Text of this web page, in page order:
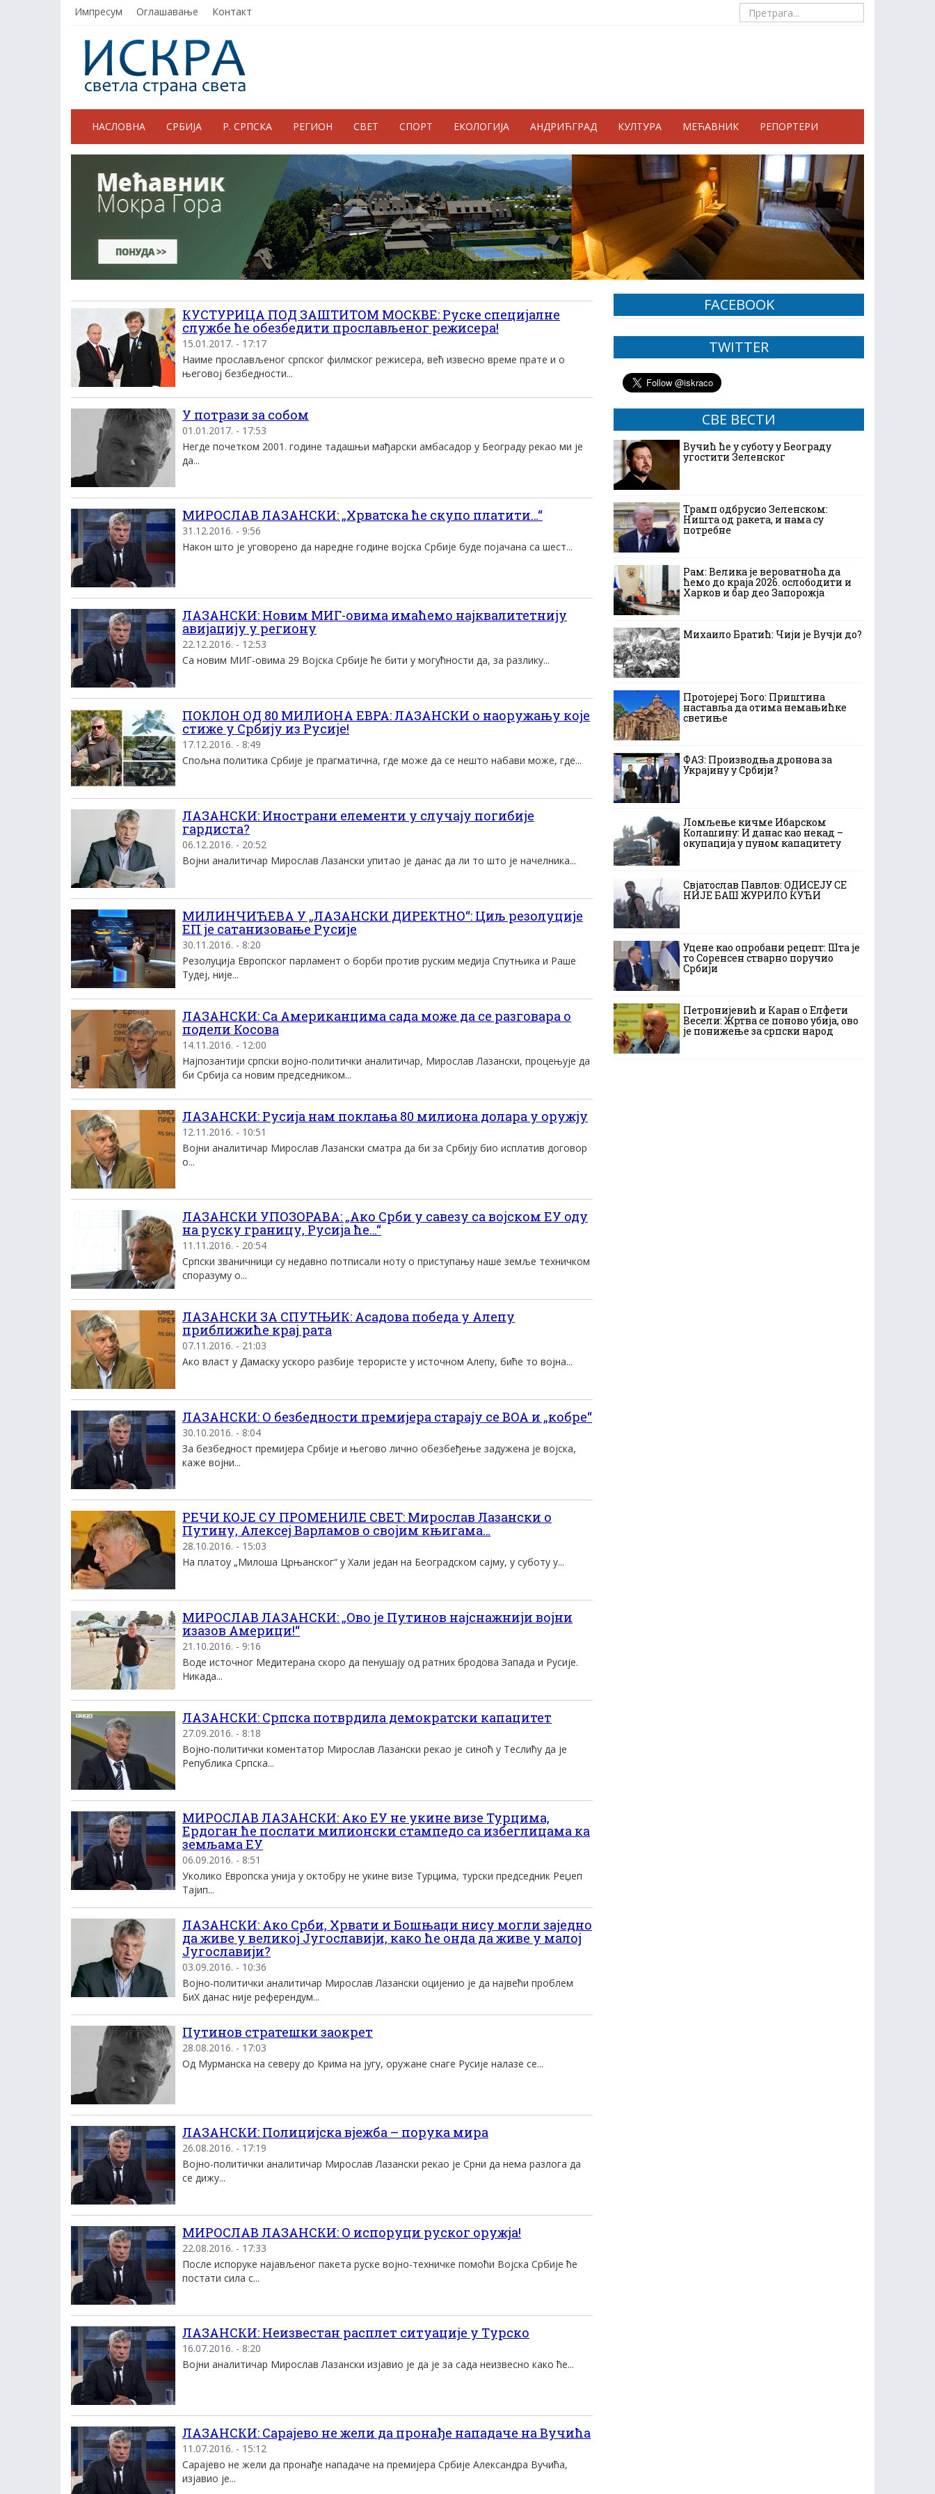
Импресум Оглашавање Контакт
НАСЛОВНА СРБИЈА Р. СРПСКА РЕГИОН СВЕТ СПОРТ ЕКОЛОГИЈА АНДРИЋГРАД КУЛТУРА МЕЋАВНИК РЕПОРТЕРИ
КУСТУРИЦА ПОД ЗАШТИТОМ МОСКВЕ: Руске специјалне
службе ће обезбедити прослављеног режисера!
15.01.2017. - 17:17
Наиме прослављеног српског филмског режисера, већ извесно време прате и о
његовој безбедности...
У потрази за собом
01.01.2017. - 17:53
Негде почетком 2001. године тадашњи мађарски амбасадор у Београду рекао ми је
да...
МИРОСЛАВ ЛАЗАНСКИ: „Хрватска ће скупо платити…“
31.12.2016. - 9:56
Након што је уговорено да наредне године војска Србије буде појачана са шест...
ЛАЗАНСКИ: Новим МИГ-овима имаћемо најквалитетнију
авијацију у региону
22.12.2016. - 12:53
Са новим МИГ-овима 29 Војска Србије ће бити у могућности да, за разлику...
ПОКЛОН ОД 80 МИЛИОНА ЕВРА: ЛАЗАНСКИ о наоружању које
стиже у Србију из Русије!
17.12.2016. - 8:49
Спољна политика Србије је прагматична, где може да се нешто набави може, где...
ЛАЗАНСКИ: Инострани елементи у случаjу погибиjе
гардиста?
06.12.2016. - 20:52
Воjни аналитичар Mирослав Лазански упитао jе данас да ли то што jе начелника...
МИЛИНЧИЋЕВА У „ЛАЗАНСКИ ДИРЕКТНО“: Циљ резолуције
ЕП је сатанизовање Русије
30.11.2016. - 8:20
Резолуција Европског парламент о борби против руским медија Спутњика и Раше
Тудеј, није...
ЛАЗАНСКИ: Са Американцима сада може да се разговара о
подели Косова
14.11.2016. - 12:00
Најпозантији српски војно-политички аналитичар, Мирослав Лазански, процењује да
би Србија са новим председником...
ЛАЗАНСКИ: Русија нам поклања 80 милиона долара у оружју
12.11.2016. - 10:51
Војни аналитичар Мирослав Лазански сматра да би за Србију био исплатив договор
о...
ЛАЗАНСКИ УПОЗОРАВА: „Ако Срби у савезу са војском ЕУ оду
на руску границу, Русија ће…“
11.11.2016. - 20:54
Српски званичници су недавно потписали ноту о приступању наше земље техничком
споразуму о...
ЛАЗАНСКИ ЗА СПУТЊИК: Асадова победа у Алепу
приближиће крај рата
07.11.2016. - 21:03
Ако власт у Дамаску ускоро разбије терористе у источном Алепу, биће то војна...
ЛАЗАНСКИ: О безбедности премијера старају се ВОА и „кобре“
30.10.2016. - 8:04
За безбедност премијера Србије и његово лично обезбеђење задужена је војска,
каже војни...
РЕЧИ КОЈЕ СУ ПРОМЕНИЛЕ СВЕТ: Мирослав Лазански о
Путину, Алексеј Варламов о својим књигама…
28.10.2016. - 15:03
На платоу „Милоша Црњанског“ у Хали један на Београдском сајму, у суботу у...
МИРОСЛАВ ЛАЗАНСКИ: „Ово је Путинов најснажнији војни
изазов Америци!“
21.10.2016. - 9:16
Воде источног Медитерана скоро да пенушају од ратних бродова Запада и Русије.
Никада...
ЛАЗАНСКИ: Српска потврдила демократски капацитет
27.09.2016. - 8:18
Војно-политички коментатор Мирослав Лазански рекао је синоћ у Теслићу да је
Република Српска...
МИРОСЛАВ ЛАЗАНСКИ: Ако ЕУ не укине визе Турцима,
Ердоган ће послати милионски стампедо са избеглицама ка
земљама ЕУ
06.09.2016. - 8:51
Уколико Европска унија у октобру не укине визе Турцима, турски председник Реџеп
Тајип...
ЛАЗАНСКИ: Ако Срби, Хрвати и Бошњаци нису могли заједно
да живе у великој Југославији, како ће онда да живе у малој
Југославији?
03.09.2016. - 10:36
Војно-политички аналитичар Мирослав Лазански оцијенио је да највећи проблем
БиХ данас није референдум...
Путинов стратешки заокрет
28.08.2016. - 17:03
Од Мурманска на северу до Крима на југу, оружане снаге Русије налазе се...
ЛАЗАНСКИ: Полицијска вјежба – порука мира
26.08.2016. - 17:19
Војно-политички аналитичар Мирослав Лазански рекао је Срни да нема разлога да
се дижу...
МИРОСЛАВ ЛАЗАНСКИ: О испоруци руског оружја!
22.08.2016. - 17:33
После испоруке најављеног пакета руске војно-техничке помоћи Војска Србије ће
постати сила с...
ЛАЗАНСКИ: Неизвестан расплет ситуациjе у Tурско
16.07.2016. - 8:20
Воjни аналитичар Mирослав Лазански изjавио jе да jе за сада неизвесно како ће...
ЛАЗАНСКИ: Сарајево не жели да пронађе нападаче на Вучића
11.07.2016. - 15:12
Сарајево не жели да пронађе нападаче на премијера Србије Александра Вучића,
изјавио је...
FACEBOOK
TWITTER
СВЕ ВЕСТИ
Вучић ће у суботу у Београду
угостити Зеленског
Трамп одбрусио Зеленском:
Ништа од ракета, и нама су
потребне
Рам: Велика је вероватноћа да
ћемо до краја 2026. ослободити и
Харков и бар део Запорожја
Михаило Братић: Чији је Вучји до?
Протојереј Ђого: Приштина
наставља да отима немањићке
светиње
ФАЗ: Производња дронова за
Украјину у Србији?
Ломљење кичме Ибарском
Колашину: И данас као некад –
окупација у пуном капацитету
Свјатослав Павлов: ОДИСЕЈУ СЕ
НИЈЕ БАШ ЖУРИЛО КУЋИ
Уцене као опробани рецепт: Шта је
то Соренсен стварно поручио
Србији
Петронијевић и Каран о Елфети
Весели: Жртва се поново убија, ово
је понижење за српски народ